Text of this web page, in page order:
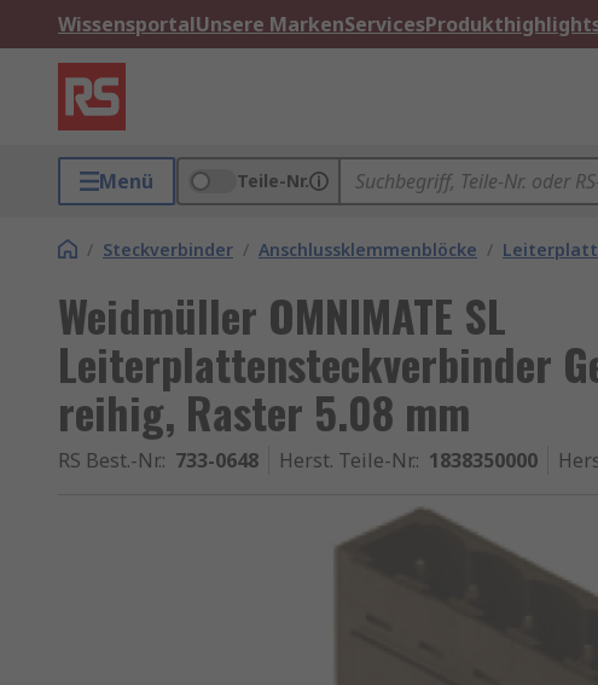
WissensportalUnsere MarkenServices
Menü Teile-Nr.
/ Steckverbinder / Anschlussklemmenblöcke /
Weidmüller OMNIMATE SL
Leiterplattensteckverbinder
reihig, Raster 5.08 mm
RS Best.-Nr.: 733-0648 Herst. Teile-Nr.: 1838350000